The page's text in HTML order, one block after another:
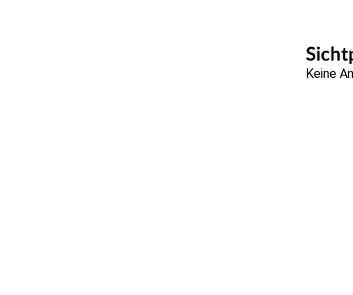
Keine